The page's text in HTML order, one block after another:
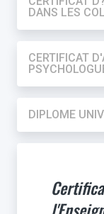
DANS LES
CERTIFICAT
DIPLOME